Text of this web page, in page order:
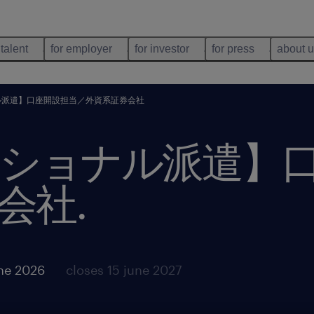
for employer for investor for press about
遣】口座開設担当／外資系証券会社
ョナル派遣】
社.
2026 closes 15 june 2027